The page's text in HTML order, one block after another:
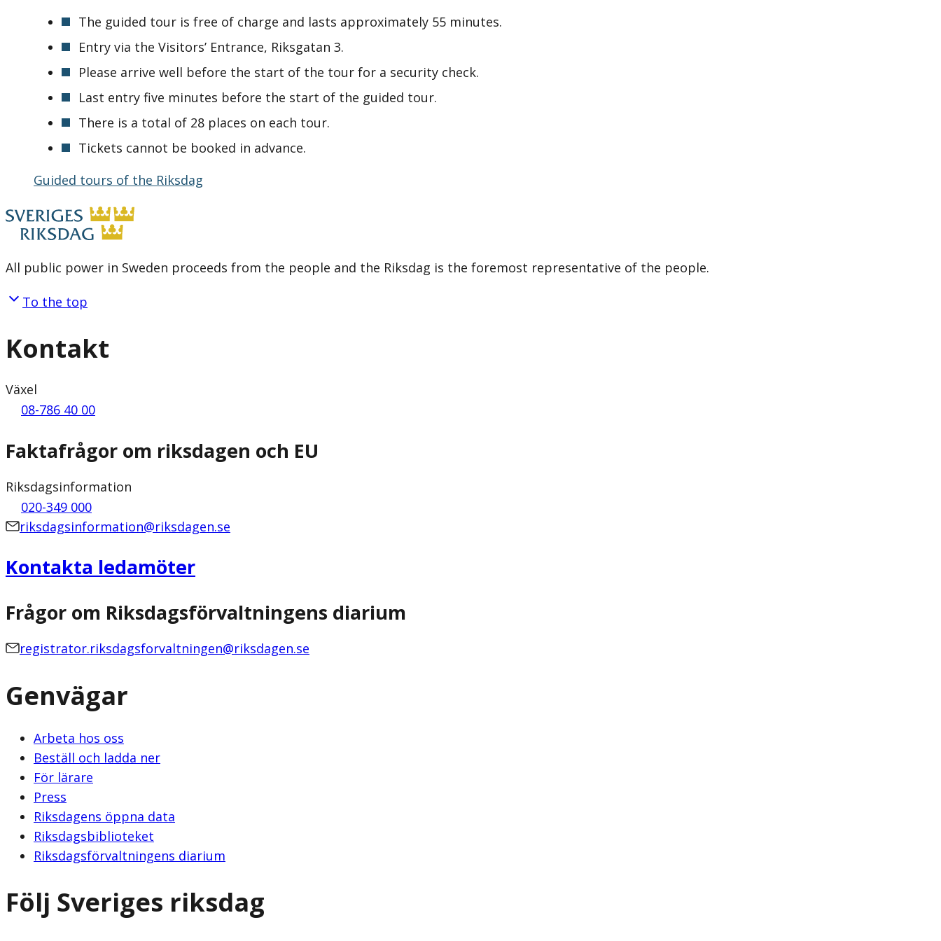
The guided tour is free of charge and lasts approximately 55 minutes.
Entry via the Visitors’ Entrance, Riksgatan 3.
Please arrive well before the start of the tour for a security check.
Last entry five minutes before the start of the guided tour.
There is a total of 28 places on each tour.
Tickets cannot be booked in advance.
Guided tours of the Riksdag
All public power in Sweden proceeds from the people and the Riksdag is the foremost representative of the people.
To the top
Kontakt
Växel
08-786 40 00
Faktafrågor om riksdagen och EU
Riksdagsinformation
020-349 000
riksdagsinformation@riksdagen.se
Kontakta ledamöter
Frågor om Riksdagsförvaltningens diarium
registrator.riksdagsforvaltningen@riksdagen.se
Genvägar
Arbeta hos oss
Beställ och ladda ner
För lärare
Press
Riksdagens öppna data
Riksdagsbiblioteket
Riksdagsförvaltningens diarium
Följ Sveriges riksdag